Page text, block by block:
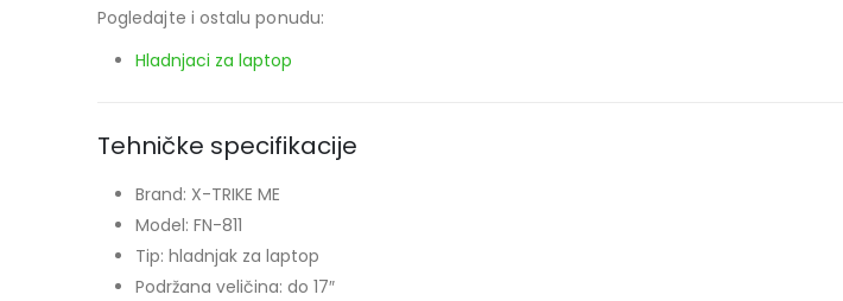
Pogledajte i ostalu ponudu:
Hladnjaci za laptop
Tehničke specifikacije
Brand: X-TRIKE ME
Model: FN-811
Tip: hladnjak za laptop
Podržana veličina: do 17″